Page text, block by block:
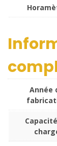
Année